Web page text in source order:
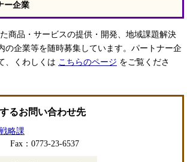
ー企業
商品・サービスの提供・開発、地域課題解決
の企業等を随時募集しています。パートナー企
、くわしくは こちらのページ をご覧くださ
るお問い合わせ先
略課
Fax：0773-23-6537